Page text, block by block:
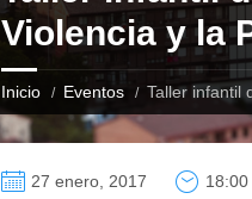
Violencia y la
Inicio Eventos Taller infantil
27 enero, 2017 18:00